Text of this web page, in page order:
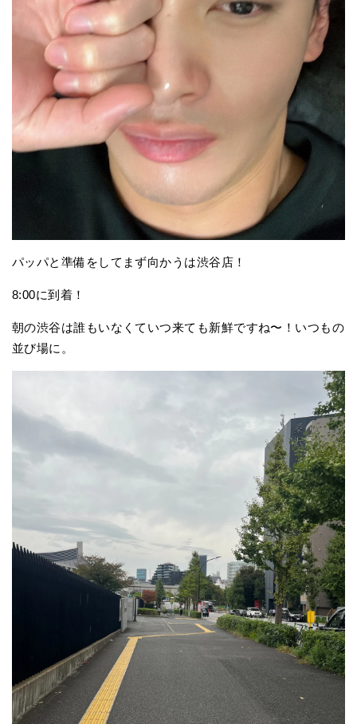
パッパと準備をしてまず向かうは渋谷店！
8:00に到着！
朝の渋谷は誰もいなくていつ来ても新鮮ですね〜！いつもの
並び場に。